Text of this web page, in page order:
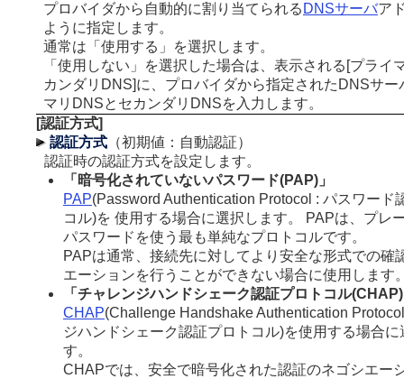
プロバイダから自動的に割り当てられる DNSサーバア
ように指定します。
通常は「使用する」を選択します。
「使用しない」を選択した場合は、表示される[プライ
カンダリDNS]に、プロバイダから指定されたDNSサー
マリDNSとセカンダリDNSを入力します。
[認証方式]
認証方式 （初期値：自動認証）
認証時の認証方式を設定します。
「暗号化されていないパスワード(PAP)」
PAP(Password Authentication Protocol : パスワード
コル)を 使用する場合に選択します。 PAPは、プレ
パスワードを使う最も単純なプロトコルです。
PAPは通常、接続先に対してより安全な形式での確
エーションを行うことができない場合に使用します
「チャレンジハンドシェーク認証プロトコル
CHAP(Challenge Handshake Authentication
ジハンドシェーク認証プロトコル)を使用する場合に
す。
CHAPでは、安全で暗号化された認証のネゴシエー